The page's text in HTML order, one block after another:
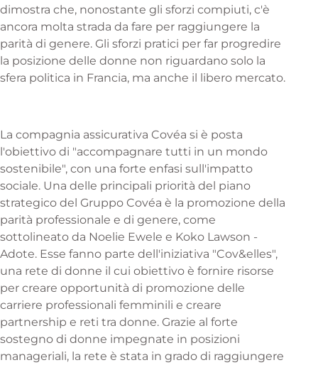
dimostra che, nonostante gli sforzi compiuti, c'è
ancora molta strada da fare per raggiungere la
parità di genere. Gli sforzi pratici per far progredire
la posizione delle donne non riguardano solo la
sfera politica in Francia, ma anche il libero mercato.
La compagnia assicurativa Covéa si è posta
l'obiettivo di "accompagnare tutti in un mondo
sostenibile", con una forte enfasi sull'impatto
sociale. Una delle principali priorità del piano
strategico del Gruppo Covéa è la promozione della
parità professionale e di genere, come
sottolineato da Noelie Ewele e Koko Lawson -
Adote. Esse fanno parte dell'iniziativa "Cov&elles",
una rete di donne il cui obiettivo è fornire risorse
per creare opportunità di promozione delle
carriere professionali femminili e creare
partnership e reti tra donne. Grazie al forte
sostegno di donne impegnate in posizioni
manageriali, la rete è stata in grado di raggiungere